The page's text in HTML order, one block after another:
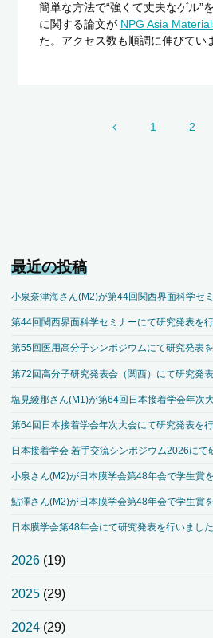
簡単な方法で“強くて丈夫なゲル”
に関する論文が NPG Asia
た。アクセス数も順調に伸びてい
ー
ジ
送
り
1 2
最近の投稿
小泉奈津海さん(M2)が第44回関西界面科学セ
第44回関西界面科学セミナーにて研究発表を行
第55回医用高分子シンポジウムにて研究発表を
第72回高分子研究発表会（関西）にて研究発表
塩見綾那さん(M1)が第64回日本接着学会年次
第64回日本接着学会年次大会にて研究発表を行
日本接着学会 若手交流シンポジウム2026にて
小泉さん(M2)が日本膜学会第48年会で学生賞
鮎澤さん(M2)が日本膜学会第48年会で学生賞
日本膜学会第48年会にて研究発表を行いました
2026(19)
2025(29)
2024(29)